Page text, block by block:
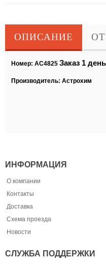
ОПИСАНИЕ
Номер: АС4825 Заказ 1
Производитель: Астрохим
ИНФОРМАЦИЯ
О компании
Контакты
Доставка
Схема проезда
Новости
СЛУЖБА ПОДДЕРЖКИ